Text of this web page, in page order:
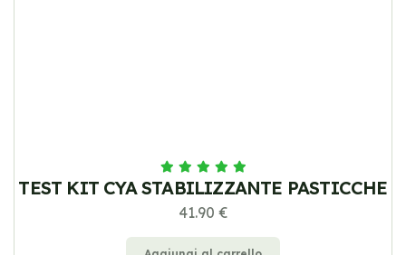
TEST KIT CYA STABILIZZANTE PASTICCHE
41.90 €